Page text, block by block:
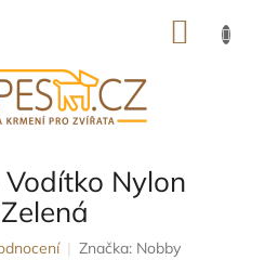
Nylon
Značka: Nobby